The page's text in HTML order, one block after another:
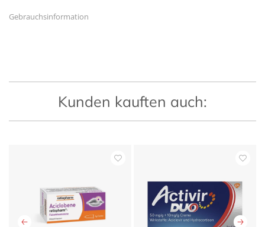
Gebrauchsinformation
Kunden kauften auch: